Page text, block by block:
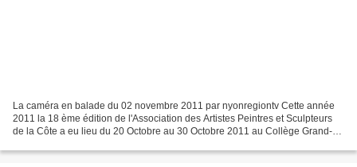
La caméra en balade du 02 novembre 2011 par nyonregiontv Cette année
2011 la 18 ème édition de l'Association des Artistes Peintres et Sculpteurs
de la Côte a eu lieu du 20 Octobre au 30 Octobre 2011 au Collège Grand-